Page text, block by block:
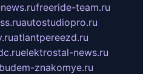
freeride-team.ru
autostudiopro.ru
atlantpereezd.ru
elektrostal-news.ru
budem-znakomye.ru